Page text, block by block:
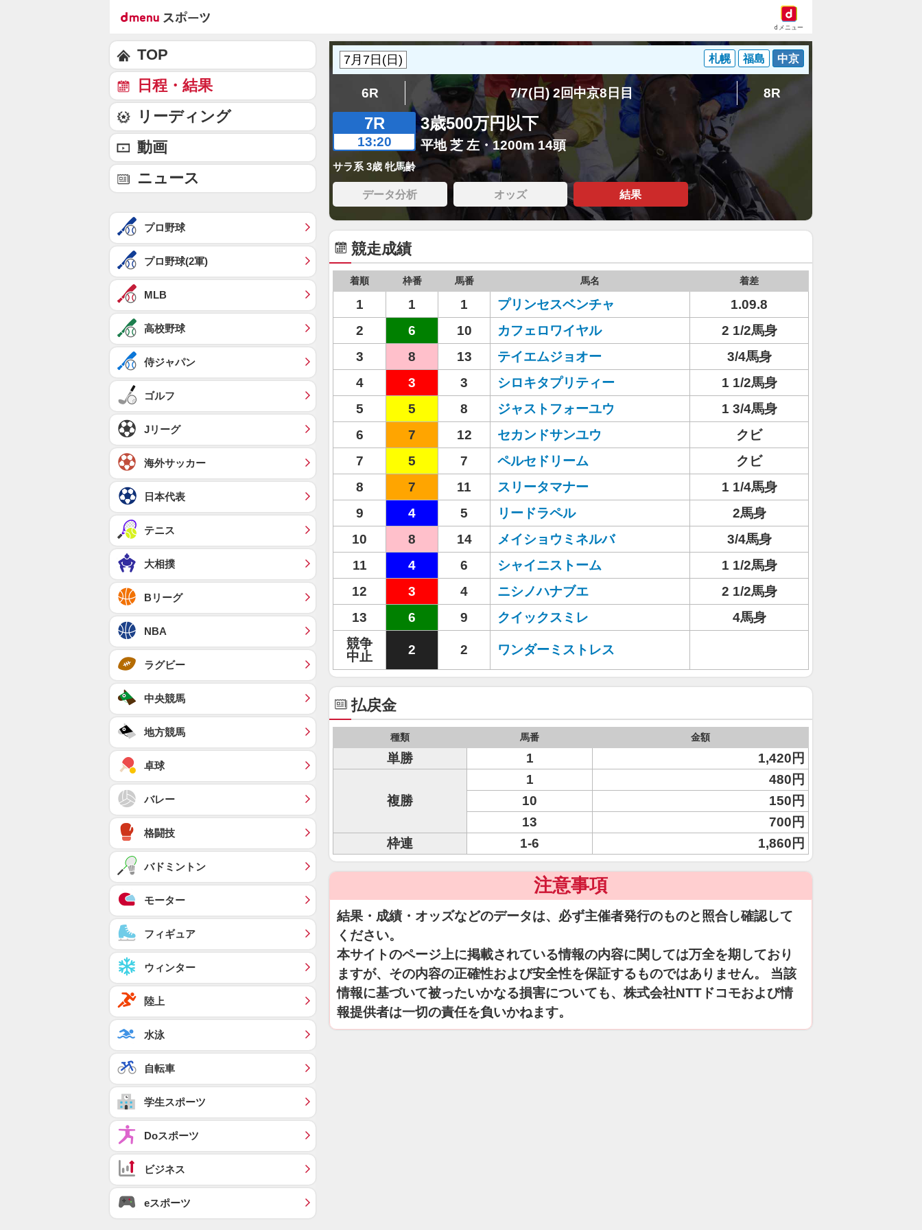
dメニュー
札幌 福島 中京
6R 7/7(日) 2回中京8日目 8R
7R
13:20
3歳500万円以下
平地 芝 左・1200m 14頭
サラ系 3歳 牝馬齢
データ分析 オッズ 結果
競走成績
着順 枠番 馬番 馬名 着差
1 1 1 プリンセスベンチャ
1.09.8
2
6 10 カフェロワイヤル
2 1/2馬身
3
8 13 テイエムジョオー
3/4馬身
4
3 3 シロキタプリティー
1 1/2馬身
5
5 8 ジャストフォーユウ
1 3/4馬身
6
7 12 セカンドサンユウ
クビ
7
5 7 ペルセドリーム
クビ
8
7 11 スリータマナー
1 1/4馬身
9
4 5 リードラペル
2馬身
10
8 14 メイショウミネルバ
3/4馬身
11
4 6 シャイニストーム
1 1/2馬身
12
3 4 ニシノハナブエ
2 1/2馬身
13
6 9 クイックスミレ
4馬身
競争
中止
2 2 ワンダーミストレス
払戻金
種類 馬番 金額
単勝 1 1,420円
複勝
1
480円
10
150円
13
700円
枠連
1-6 1,860円
注意事項
結果・成績・オッズなどのデータは、必ず主催者発行のものと照合し確認して
ください。
本サイトのページ上に掲載されている情報の内容に関しては万全を期しており
ますが、その内容の正確性および安全性を保証するものではありません。 当該
情報に基づいて被ったいかなる損害についても、株式会社NTTドコモおよび情
報提供者は一切の責任を負いかねます。
TOP
日程・結果
リーディング
動画
ニュース
プロ野球
プロ野球(2軍)
MLB
高校野球
侍ジャパン
ゴルフ
Jリーグ
海外サッカー
日本代表
テニス
大相撲
Bリーグ
NBA
ラグビー
中央競馬
地方競馬
卓球
バレー
格闘技
バドミントン
モーター
フィギュア
ウィンター
陸上
水泳
自転車
学生スポーツ
Doスポーツ
ビジネス
eスポーツ